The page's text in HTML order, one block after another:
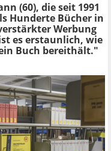
(60), die seit 1991
Hunderte Bücher in
Werbung
es erstaunlich, wie
Buch bereithält."